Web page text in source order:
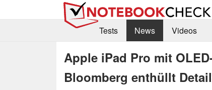
Tests
News Videos
Apple iPad Pro mit
Bloomberg enthüllt